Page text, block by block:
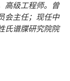
高级工程师。曾
会主任；现任中
氏谱牒研究院院